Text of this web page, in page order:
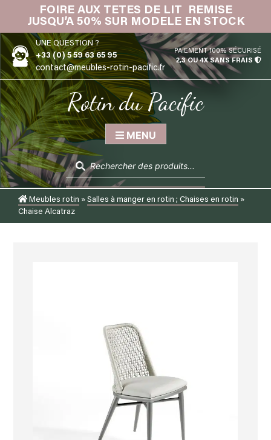
content
FOIRE AUX TETES DE LIT REMISE
JUSQU’A 50% SUR MODELE EN STOCK
UNE QUESTION ?
+33 (0) 5 59 63 65 95
contact@meubles-rotin-pacific.fr
PAIEMENT 100% SÉCURISÉ
2,3 OU 4X SANS FRAIS
Rotin du Pacific
MENU
Recherche
de
produits
Meubles rotin » Salles à manger en rotin ; Chaises en rotin »
Chaise Alcatraz